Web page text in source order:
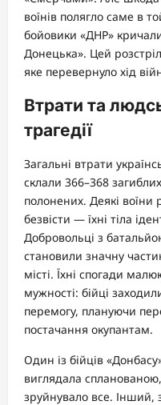
воїнів полягло саме в
бойовики «ДНР»
Донецька». Цей
яке перевернуло хід
Втрати та
трагедії
Загальні втрати
склали 366–368
полонених. Деякі
безвісти — їхні тіла
Добровольці з
становили значну
місті. Їхні спогади
мужності: бійці
перемогу, плануючи
постачання окупантам.
Один із бійців
виглядала
зруйнувало все. Інший,